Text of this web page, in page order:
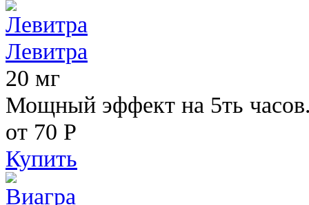
Левитра
20 мг
Мощный эффект на 5ть
от 70 Р
Купить